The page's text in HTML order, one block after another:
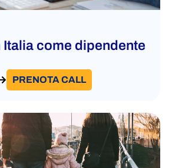
Italia come dipendente
PRENOTA CALL